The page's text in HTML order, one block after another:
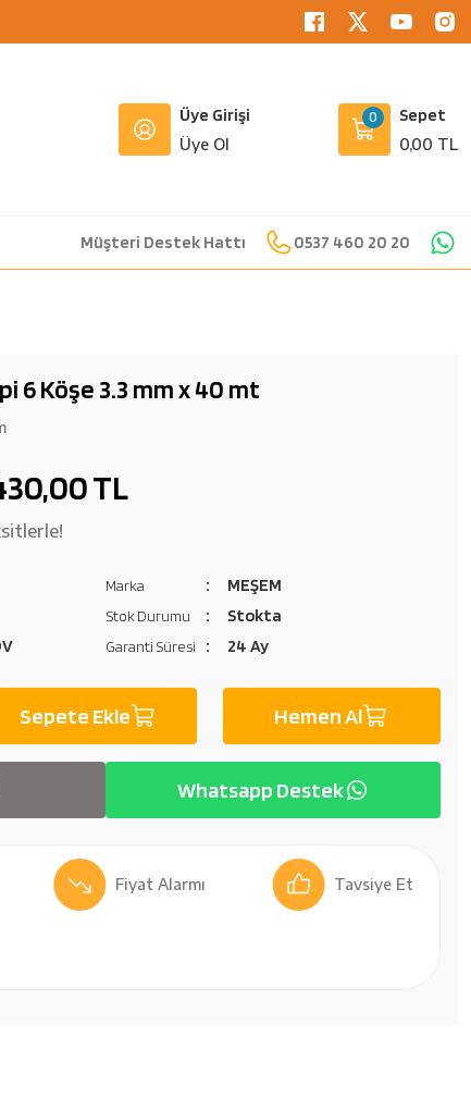
Üye Girişi
Üye Ol
Sepet
0,00 TL
0
Müşteri Destek Hattı 0537 460 20 20
6 Köşe 3.3 mm x 40 mt
TL
Marka MEŞEM
Stok Durumu Stokta
Garanti Süresi 24 Ay
Sepete Ekle Hemen Al
Whatsapp Destek
Fiyat Alarmı Tavsiye Et